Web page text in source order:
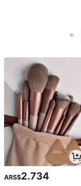
ARS$2.734